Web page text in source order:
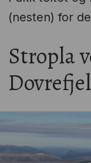
(nesten) for
Stropla